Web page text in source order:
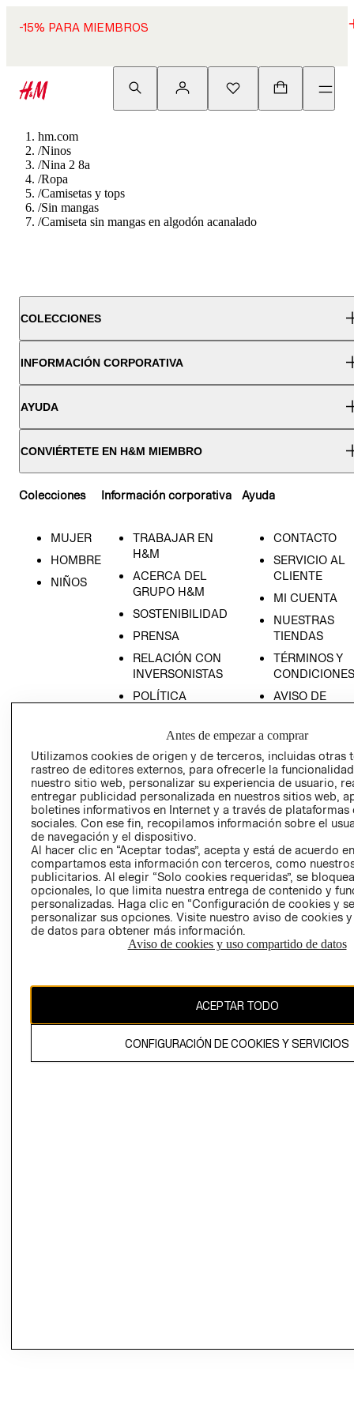
-15% PARA MIEMBROS
hm.com
/Ninos
/Nina 2 8a
/Ropa
/Camisetas y tops
/Sin mangas
/Camiseta sin mangas en algodón acanalado
COLECCIONES
INFORMACIÓN CORPORATIVA
AYUDA
CONVIÉRTETE EN H&M MIEMBRO
Colecciones
MUJER
HOMBRE
NIÑOS
Información corporativa
TRABAJAR EN
H&M
ACERCA DEL
GRUPO H&M
SOSTENIBILIDAD
PRENSA
RELACIÓN CON
INVERSONISTAS
POLÍTICA
Ayuda
CONTACTO
SERVICIO AL
CLIENTE
MI CUENTA
NUESTRAS
TIENDAS
TÉRMINOS Y
CONDICIONES
AVISO DE
GIFT CARD
AVISO DE
COOKIES
LIBRO DE
Ecuador ($)
Antes de empezar a comprar
Utilizamos cookies de origen y de terceros, incluidas otras
rastreo de editores externos, para ofrecerle la
nuestro sitio web, personalizar su experiencia de usuario,
entregar publicidad personalizada en nuestros sitios web,
boletines informativos en Internet y a través de plataformas
sociales. Con ese fin, recopilamos información sobre el
de navegación y el dispositivo.
Al hacer clic en “Aceptar todas”, acepta y está de acuerdo
compartamos esta información con terceros, como
publicitarios. Al elegir “Solo cookies requeridas”, se
opcionales, lo que limita nuestra entrega de contenido y
personalizadas. Haga clic en “Configuración de cookies y
personalizar sus opciones. Visite nuestro aviso de cookies
de datos para obtener más información.
Aviso de cookies y uso compartido de datos
ACEPTAR TODO
CONFIGURACIÓN DE COOKIES Y SERVICIOS